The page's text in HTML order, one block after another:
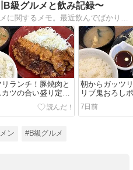
級グルメと飲み記録〜
愛知＆神奈川＆旅先Ｂ級グルメに関するメモ。最近飲んでばかり・・・
リランチ！豚焼肉と
カツの合い盛り定食
や（豊川）
朝からガッツ
リブ鬼おろし
かつ定食＠松
7日前
ン #B級グルメ